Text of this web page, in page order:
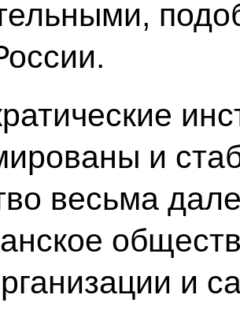
и
весьма
и